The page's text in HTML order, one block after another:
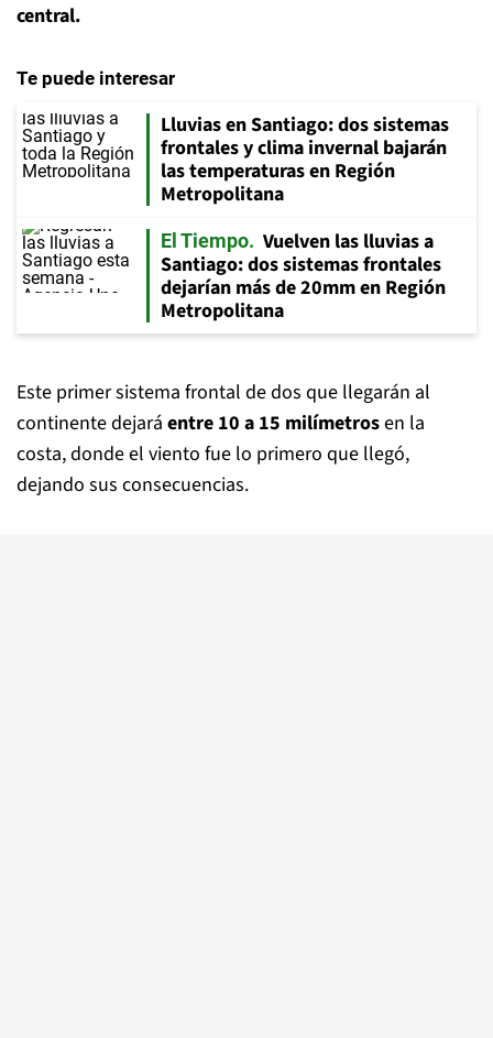
central.
Te puede interesar
Lluvias en Santiago: dos sistemas
frontales y clima invernal bajarán
las temperaturas en Región
Metropolitana
El Tiempo
Vuelven las lluvias a
Santiago: dos sistemas frontales
dejarían más de 20mm en Región
Metropolitana
Este primer sistema frontal de dos que llegarán al
continente dejará entre 10 a 15 milímetrosen la
costa, donde el viento fue lo primero que llegó,
dejando sus consecuencias.